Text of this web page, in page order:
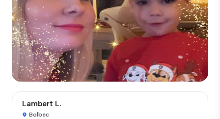
Lambert L.
Bolbec